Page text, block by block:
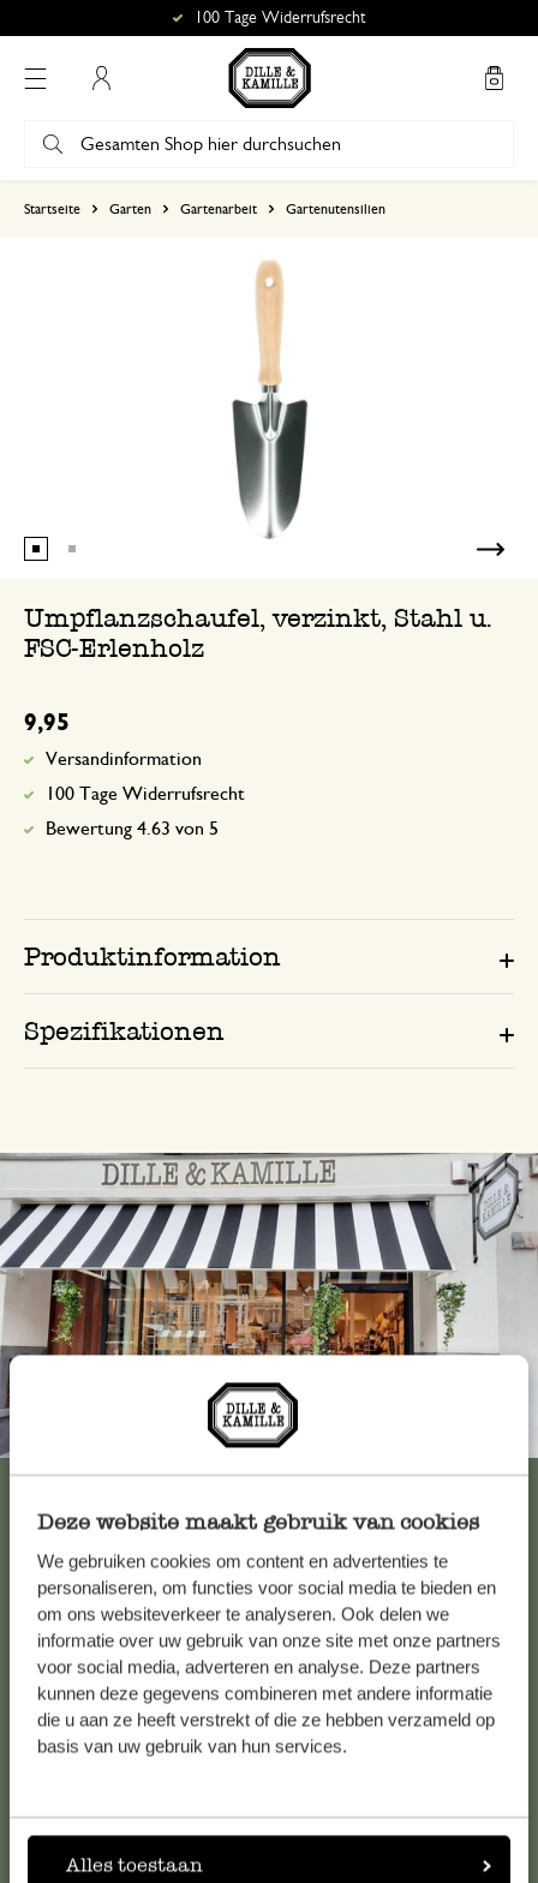
Deze website maakt gebruik van cookies
We gebruiken cookies om content en advertenties te
personaliseren, om functies voor social media te bieden en
om ons websiteverkeer te analyseren. Ook delen we
informatie over uw gebruik van onze site met onze partners
voor social media, adverteren en analyse. Deze partners
kunnen deze gegevens combineren met andere informatie
die u aan ze heeft verstrekt of die ze hebben verzameld op
basis van uw gebruik van hun services.
Alles toestaan
100 Tage Widerrufsrecht
Startseite Garten Gartenarbeit Gartenutensilien
Umpflanzschaufel, verzinkt, Stahl u.
FSC-Erlenholz
9,95
Versandinformation
100 Tage Widerrufsrecht
Bewertung 4.63 von 5
Produktinformation
Spezifikationen
Immer in der Nähe
Kundenservice/Hilfe
Falls Sie Fragen haben oder Tipps und Hilfe brauchen, wenden
Sie sich bitte an unseren Kundenservice. Oder lesen Sie hier
die Antworten auf häufig gestellte Fragen